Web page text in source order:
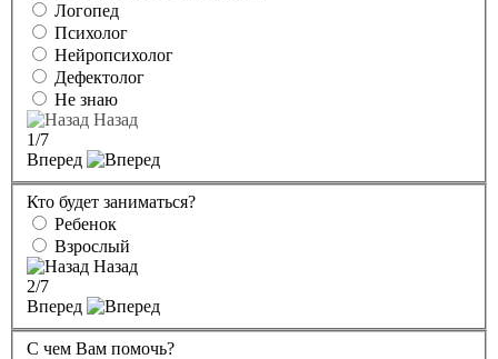
Логопед
Психолог
Нейропсихолог
Дефектолог
Не знаю
Назад
1/7
Вперед
Кто будет заниматься?
Ребенок
Взрослый
Назад
2/7
Вперед
С чем Вам помочь?